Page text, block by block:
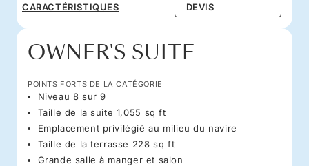
CARACTÉRISTIQUES
DEVIS
OWNER'S SUITE
POINTS FORTS DE LA CATÉGORIE
Niveau 8 sur 9
Taille de la suite 1,055 sq ft
Emplacement privilégié au milieu du navire
Taille de la terrasse 228 sq ft
Grande salle à manger et salon